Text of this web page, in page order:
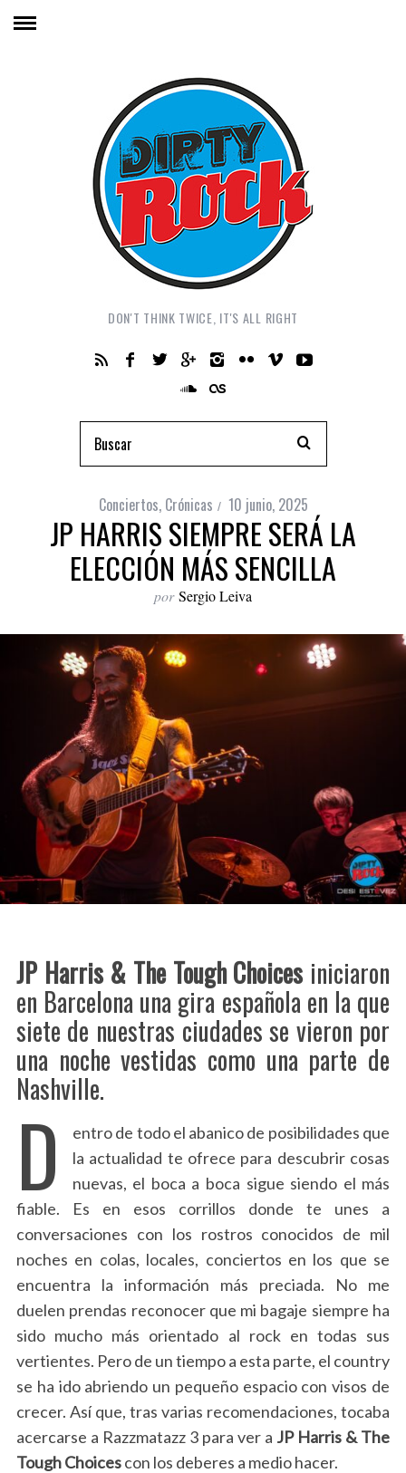
DON'T THINK TWICE, IT'S ALL RIGHT
Conciertos, Crónicas 10 junio, 2025
JP HARRIS SIEMPRE SERÁ LA
ELECCIÓN MÁS SENCILLA
por Sergio Leiva
JP Harris & The Tough Choices iniciaron
en Barcelona una gira española en la que
siete de nuestras ciudades se vieron por
una noche vestidas como una parte de
Nashville.
D
entro de todo el abanico de posibilidades que
la actualidad te ofrece para descubrir cosas
nuevas, el boca a boca sigue siendo el más
fiable. Es en esos corrillos donde te unes a
conversaciones con los rostros conocidos de mil
noches en colas, locales, conciertos en los que se
encuentra la información más preciada. No me
duelen prendas reconocer que mi bagaje siempre ha
sido mucho más orientado al rock en todas sus
vertientes. Pero de un tiempo a esta parte, el country
se ha ido abriendo un pequeño espacio con visos de
crecer. Así que, tras varias recomendaciones, tocaba
acercarse a Razzmatazz 3 para ver a JP Harris & The
Tough Choicescon los deberes a medio hacer.